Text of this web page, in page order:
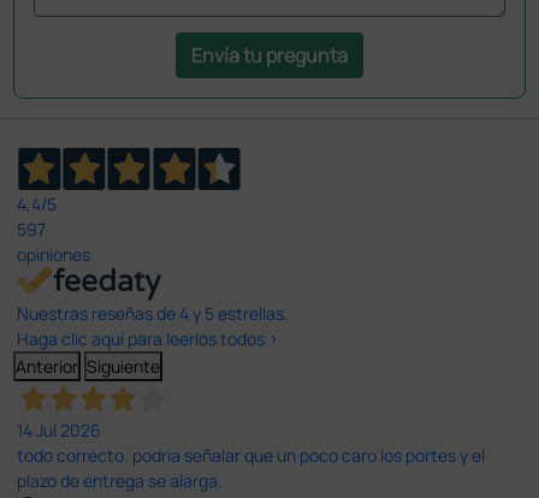
Envía tu pregunta
4,4/5
597
opiniones
Nuestras reseñas de 4 y 5 estrellas.
Haga clic aquí para leerlos todos >
Anterior Siguiente
14 Jul 2026
todo correcto. podria señalar que un poco caro los portes y el
plazo de entrega se alarga.